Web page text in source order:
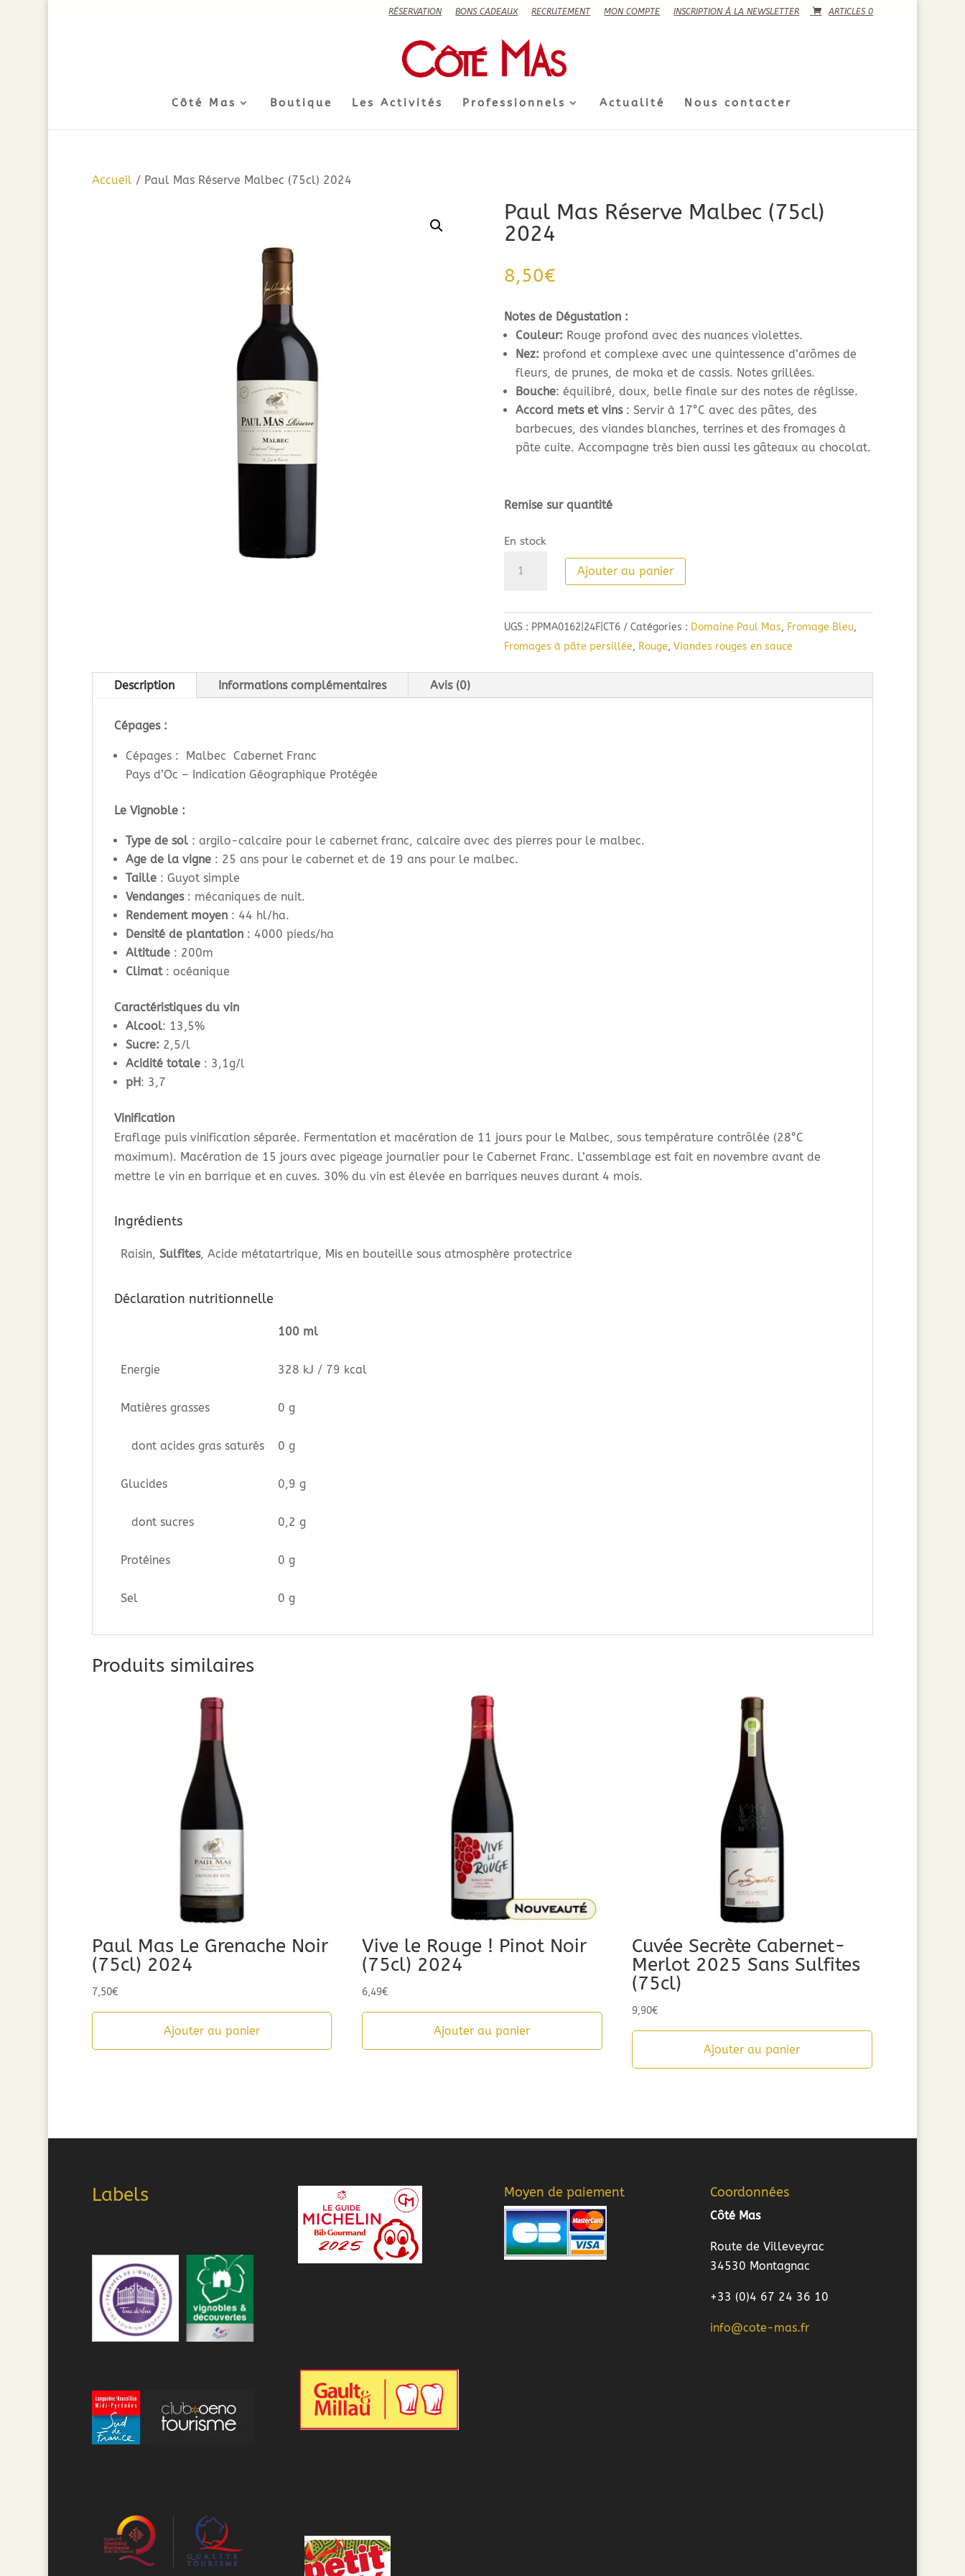
RÉSERVATION BONS CADEAUX RECRUTEMENT MON COMPTE INSCRIPTION À LA NEWSLETTER ARTICLES 0
Côté Mas Boutique Les Activités Professionnels Actualité Nous contacter
Accueil/ Paul Mas Réserve Malbec (75cl) 2024
Paul Mas Réserve Malbec (75cl)
2024
8,50€
Notes de Dégustation :
Couleur: Rouge profond avec des nuances violettes.
Nez: profond et complexe avec une quintessence d’arômes de
fleurs, de prunes, de moka et de cassis. Notes grillées.
Bouche: équilibré, doux, belle finale sur des notes de réglisse.
Accord mets et vins: Servir à 17°C avec des pâtes, des
barbecues, des viandes blanches, terrines et des fromages à
pâte cuite. Accompagne très bien aussi les gâteaux au chocolat.
Remise sur quantité
En stock
(75cl)
2024
Ajouter au panier
UGS : PPMA0162|24F|CT6 Catégories : Domaine Paul Mas, Fromage Bleu,
Fromages à pâte persillée, Rouge, Viandes rouges en sauce
Description Informations complémentaires Avis (0)
Cépages :
Cépages : Malbec Cabernet Franc
Pays d’Oc – Indication Géographique Protégée
Le Vignoble :
Type de sol: argilo-calcaire pour le cabernet franc, calcaire avec des pierres pour le malbec.
Age de la vigne: 25 ans pour le cabernet et de 19 ans pour le malbec.
Taille: Guyot simple
Vendanges: mécaniques de nuit.
Rendement moyen: 44 hl/ha.
Densité de plantation: 4000 pieds/ha
Altitude: 200m
Climat: océanique
Caractéristiques du vin
Alcool: 13,5%
Sucre: 2,5/l
Acidité totale: 3,1g/l
pH: 3,7
Vinification
Eraflage puis vinification séparée. Fermentation et macération de 11 jours pour le Malbec, sous température contrôlée (28°C
maximum). Macération de 15 jours avec pigeage journalier pour le Cabernet Franc. L’assemblage est fait en novembre avant de
mettre le vin en barrique et en cuves. 30% du vin est élevée en barriques neuves durant 4 mois.
Ingrédients
Raisin,Sulfites, Acide métatartrique, Mis en bouteille sous atmosphère protectrice
Déclaration nutritionnelle
100 ml
Energie 328 kJ / 79 kcal
Matières grasses 0 g
dont acides gras saturés 0 g
Glucides 0,9 g
dont sucres 0,2 g
Protéines 0 g
Sel 0 g
Produits similaires
Paul Mas Le Grenache Noir
(75cl) 2024
7,50€
Ajouter au panier
Vive le Rouge ! Pinot Noir
(75cl) 2024
6,49€
Ajouter au panier
Cuvée Secrète Cabernet-
Merlot 2025 Sans Sulfites
(75cl)
9,90€
Ajouter au panier
Labels Moyen de paiement Coordonnées
Côté Mas
Route de Villeveyrac
34530 Montagnac
+33 (0)4 67 24 36 10
info@cote-mas.fr